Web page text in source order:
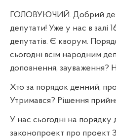
ГОЛОВУЮЧИЙ. Добрий
депутати! Уже у нас в залі
депутатів. Є кворум.
сьогодні всім народним
доповнення, зауваження?
Хто за порядок денний,
Утримався? Рішення
У нас сьогодні на
законопроект про проект